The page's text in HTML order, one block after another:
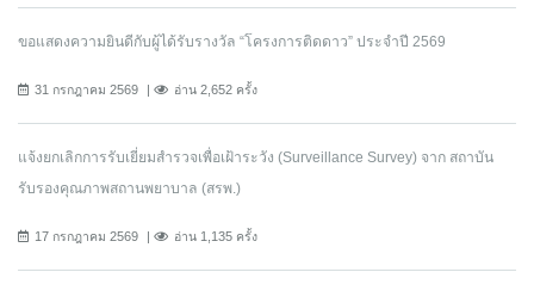
ขอแสดงความยินดีกับผู้ได้รับรางวัล “โครงการติดดาว” ประจำปี 2569
31 กรกฎาคม 2569 อ่าน 2,652 ครั้ง
แจ้งยกเลิกการรับเยี่ยมสำรวจเพื่อเฝ้าระวัง (Surveillance Survey) จาก สถาบัน
รับรองคุณภาพสถานพยาบาล (สรพ.)
17 กรกฎาคม 2569 อ่าน 1,135 ครั้ง